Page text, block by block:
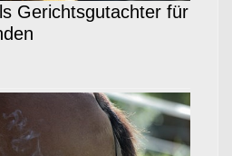
Gerichtsgutachter für